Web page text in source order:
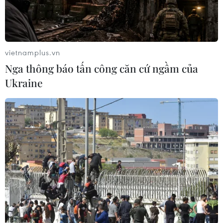
Kiến nghị điều tra xử lý chủ đầu tư chiếm
dụng phí bảo trì chung cư
20/10/2020 04:05
Thời gian qua, nhiều chung cư dù ở trên địa bàn Hà
Nội và Thành phố Hồ Chí Minh đã có Ban quản trị
nhưng chủ đầu tư vẫn không chịu trao trả lại quỹ bảo trì
mà tận dụng dòng vốn vào mục đích khác...
vietnamplus.vn
Nga thông báo tấn công căn cứ ngầm của
Ukraine